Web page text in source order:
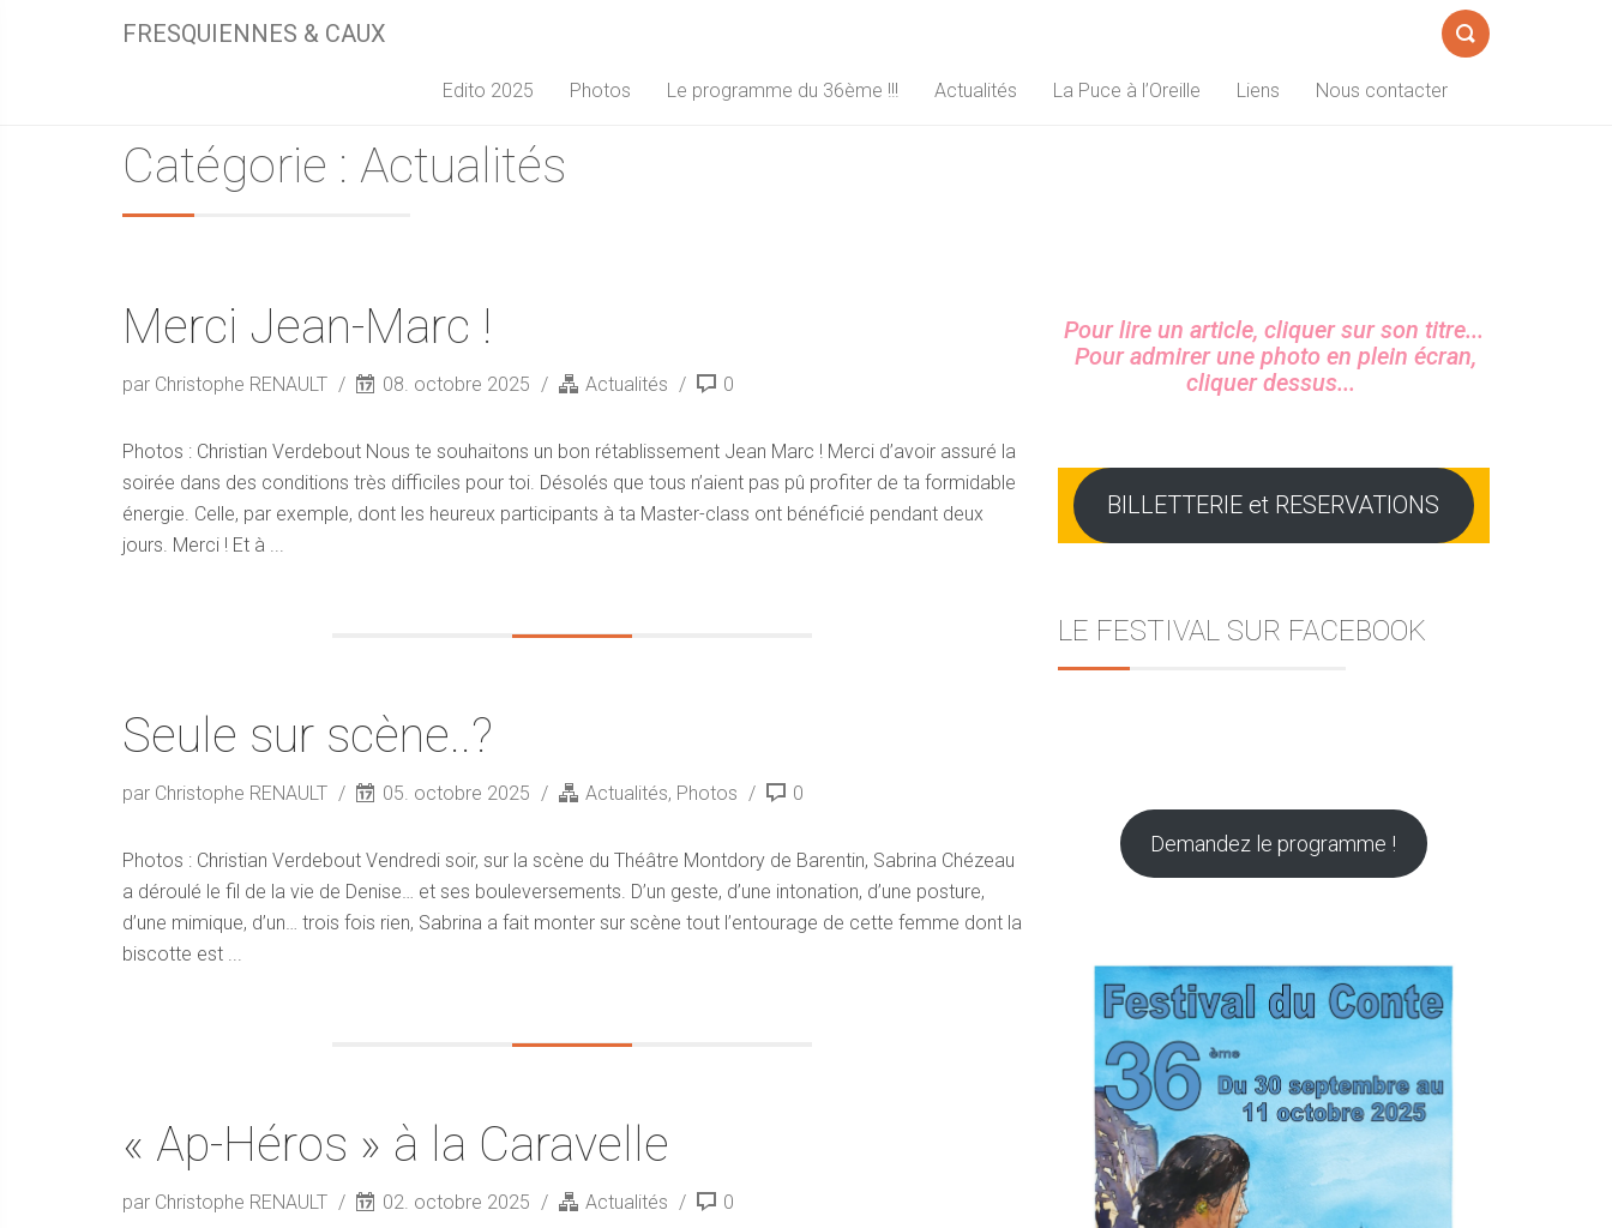
FRESQUIENNES & CAUX
de
Edito 2025 Photos Le programme du 36ème !!! Actualités La Puce à l’Oreille Liens Nous contacter
Catégorie : Actualités
Merci Jean-Marc !
par Christophe RENAULT 08. octobre 2025 Actualités 0
Photos : Christian Verdebout Nous te souhaitons un bon rétablissement Jean Marc ! Merci d’avoir assuré la
soirée dans des conditions très difficiles pour toi. Désolés que tous n’aient pas pû profiter de ta formidable
énergie. Celle, par exemple, dont les heureux participants à ta Master-class ont bénéficié pendant deux
jours. Merci ! Et à ...
Seule sur scène..?
par Christophe RENAULT 05. octobre 2025 Actualités, Photos 0
Photos : Christian Verdebout Vendredi soir, sur la scène du Théâtre Montdory de Barentin, Sabrina Chézeau
a déroulé le fil de la vie de Denise… et ses bouleversements. D’un geste, d’une intonation, d’une posture,
d’une mimique, d’un… trois fois rien, Sabrina a fait monter sur scène tout l’entourage de cette femme dont la
biscotte est ...
« Ap-Héros » à la Caravelle
par Christophe RENAULT 02. octobre 2025 Actualités 0
Sidebar
Pour lire un article, cliquer sur son titre...
Pour admirer une photo en plein écran,
cliquer dessus...
BILLETTERIE et RESERVATIONS
LE FESTIVAL SUR FACEBOOK
Demandez le programme !